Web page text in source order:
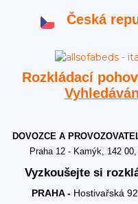
Česká
Rozkládací
DOVOZCE A
Praha 12 - Kamýk, 142
Vyzkoušejte si
PRAHA - Hostivařská